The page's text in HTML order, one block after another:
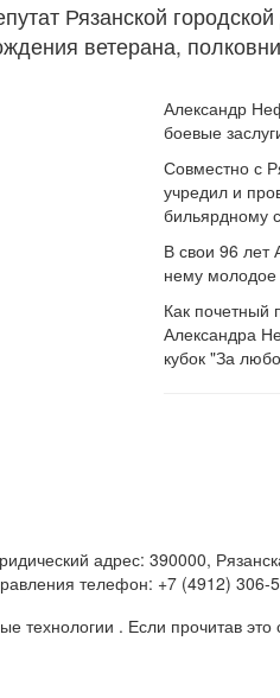
Рязанской
ветерана,
Александр
боевые
Совместно с
учредил и
бильярдному
В свои 96 лет
нему молодое
Как почетный
Александра
кубок "За
адрес: 390000,
телефон: +7 (4912)
. Если прочитав